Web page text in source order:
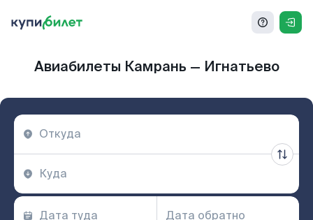
Авиабилеты Камрань — Игнатьево